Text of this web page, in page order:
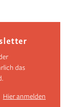
das
Hier anmelden